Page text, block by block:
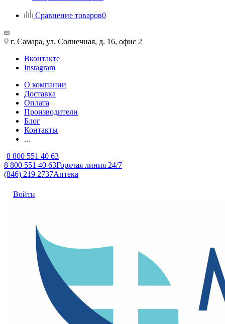
Сравнение товаров0
г. Самара, ул. Солнечная, д. 16, офис 2
Вконтакте
Instagram
О компании
Доставка
Оплата
Производители
Блог
Контакты
...
8 800 551 40 63
8 800 551 40 63Горячая линия 24/7
(846) 219 2737Аптека
Войти